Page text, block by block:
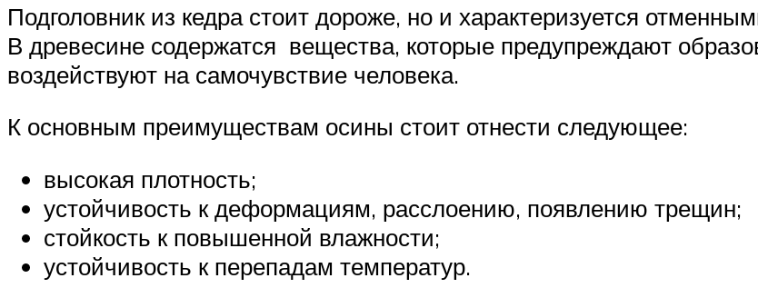
Подголовник из кедра стоит дороже, но и характеризуется
В древесине содержатся вещества, которые предупреждают
воздействуют на самочувствие человека.
К основным преимуществам осины стоит отнести следующее:
высокая плотность;
устойчивость к деформациям, расслоению, появлению трещин;
стойкость к повышенной влажности;
устойчивость к перепадам температур.